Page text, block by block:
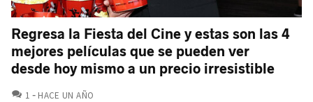
Regresa la Fiesta del Cine y estas son las 4
mejores películas que se pueden ver
desde hoy mismo a un precio irresistible
1 COMENTARIOS
HACE UN AÑO